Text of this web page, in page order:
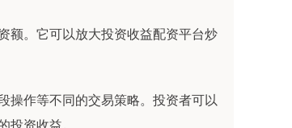
额。它可以放大投资收益配资平台炒
操作等不同的交易策略。投资者可以